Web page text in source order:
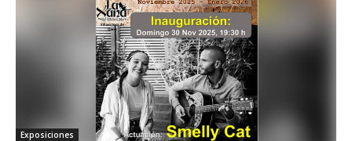
Exposiciones